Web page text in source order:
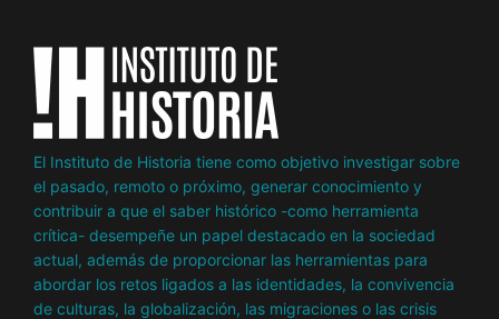
El Instituto de Historia tiene como objetivo investigar sobre
el pasado, remoto o próximo, generar conocimiento y
contribuir a que el saber histórico -como herramienta
crítica- desempeñe un papel destacado en la sociedad
actual, además de proporcionar las herramientas para
abordar los retos ligados a las identidades, la convivencia
de culturas, la globalización, las migraciones o las crisis